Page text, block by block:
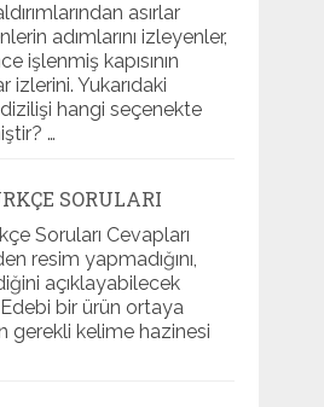
asırlar
adımlarını izleyenler,
işlenmiş kapısının
izlerini. Yukarıdaki
hangi seçenekte
…
SORULARI
Soruları Cevapları
resim yapmadığını,
açıklayabilecek
bir ürün ortaya
gerekli kelime hazinesi